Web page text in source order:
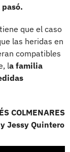
que el caso
las heridas en
compatibles
la familia
COLMENARES
Jessy Quintero